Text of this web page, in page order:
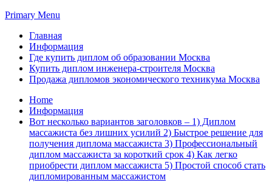
Primary Menu
Главная
Информация
Где купить диплом об образовании Москва
Купить диплом инженера-строителя Москва
Продажа дипломов экономического техникума Москва
Home
Информация
Вот несколько вариантов заголовков – 1) Диплом
массажиста без лишних усилий 2) Быстрое решение для
получения диплома массажиста 3) Профессиональный
диплом массажиста за короткий срок 4) Как легко
приобрести диплом массажиста 5) Простой способ стать
дипломированным массажистом